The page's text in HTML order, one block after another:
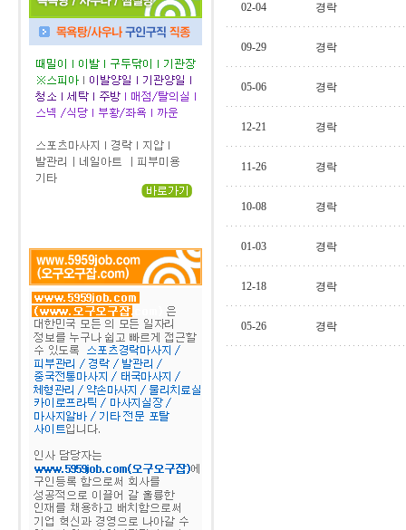
02-04 경락
09-29 경락
05-06 경락
12-21 경락
11-26 경락
10-08 경락
01-03 경락
12-18 경락
05-26 경락